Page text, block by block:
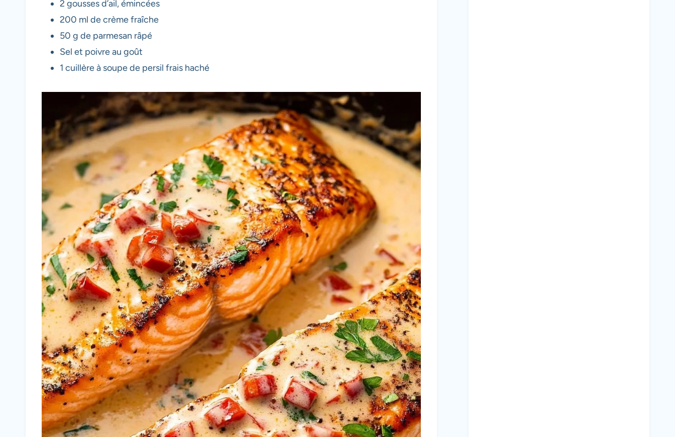
2 gousses d’ail, émincées
200 ml de crème fraîche
50 g de parmesan râpé
Sel et poivre au goût
1 cuillère à soupe de persil frais haché